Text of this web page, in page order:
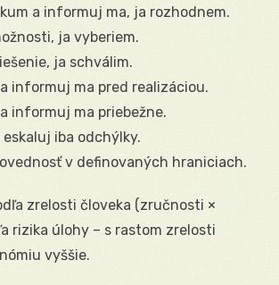
a informuj ma, ja rozhodnem.
ja vyberiem.
ja schválim.
informuj ma pred realizáciou.
informuj ma priebežne.
eskaluj iba odchýlky.
v definovaných hraniciach.
zrelosti človeka (zručnosti ×
rizika úlohy – s rastom zrelosti
vyššie.